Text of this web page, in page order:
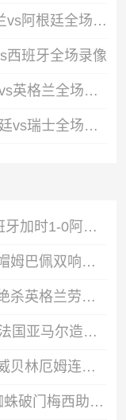
07月16日世界杯半决赛英格兰vs阿根廷全场录像
西班牙全场录像
07月12日世界杯1/4决赛挪威vs英格兰全场录像
07月12日世界杯1/4决赛阿根廷vs瑞士全场录像
时隔16年夺世界杯冠军！西班牙加时1-0阿根廷费兰制胜恩佐染红
英格兰6-4法国获季军萨卡戴帽姆巴佩双响创纪录奥利塞2助+失良机
连续两届进决赛！阿根廷2-1绝杀英格兰劳塔罗恩佐破门梅西两助攻
时隔16年进决赛！西班牙2-0法国亚马尔造点奥亚萨瓦尔、波罗破门
晋级四强！英格兰加时2-1挪威贝林厄姆连场双响谢尔德鲁普破门
阿根廷加时3-1瑞士进4强小蜘蛛破门梅西助攻麦卡恩博洛假摔染红